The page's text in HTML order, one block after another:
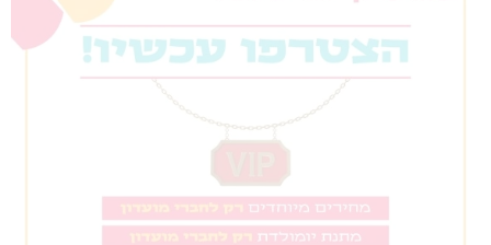
שיפור זיכרון ויכולת ניתוח
הילד לומד לזכור היכן נמצא כל חלק, מה מתאים למה,
ואיפה כדאי להתחיל את ההרכבה.
ניתן להרכיב יחד – הורה וילד – וליהנות מזמן איכות
שמחזק קשר ותקשורת.